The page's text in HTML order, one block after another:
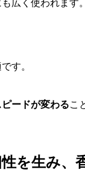
広く使われます。
す。
ードが変わるこ
を生み、